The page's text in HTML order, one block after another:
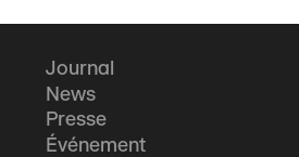
Journal
News
Presse
Événement